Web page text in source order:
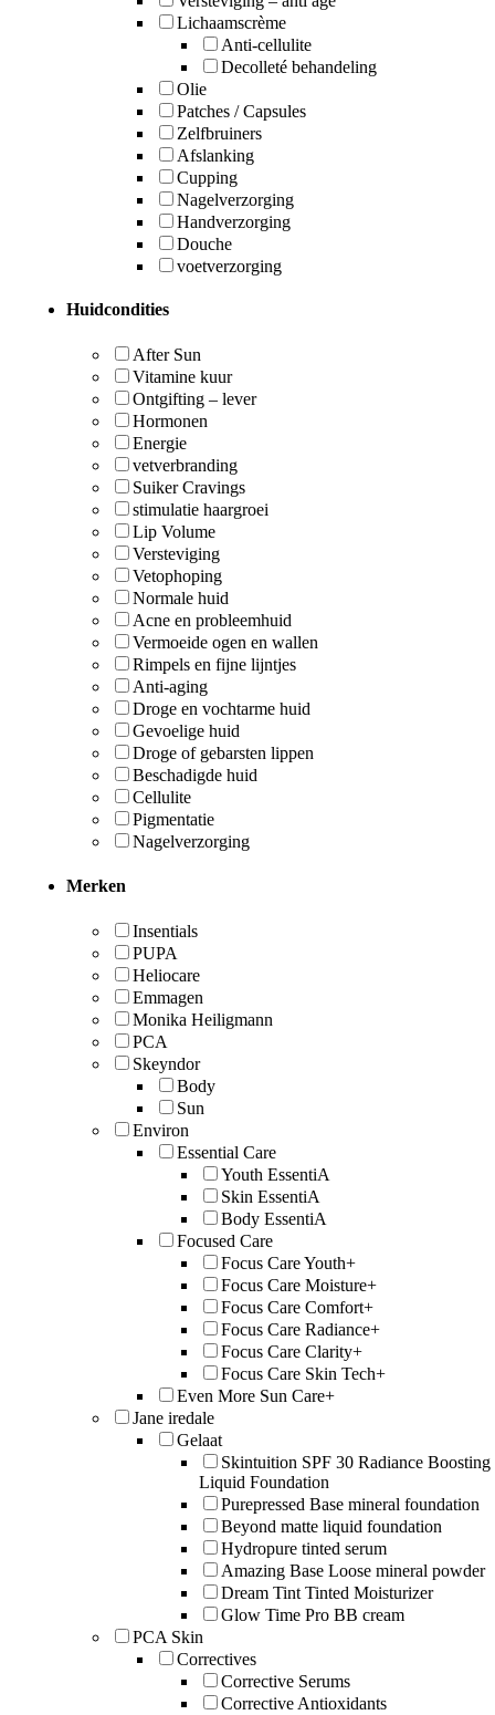
Lichaamscrème
Anti-cellulite
Decolleté behandeling
Olie
Patches / Capsules
Zelfbruiners
Afslanking
Cupping
Nagelverzorging
Handverzorging
Douche
voetverzorging
Huidcondities
After Sun
Vitamine kuur
Ontgifting – lever
Hormonen
Energie
vetverbranding
Suiker Cravings
stimulatie haargroei
Lip Volume
Versteviging
Vetophoping
Normale huid
Acne en probleemhuid
Vermoeide ogen en wallen
Rimpels en fijne lijntjes
Anti-aging
Droge en vochtarme huid
Gevoelige huid
Droge of gebarsten lippen
Beschadigde huid
Cellulite
Pigmentatie
Nagelverzorging
Merken
Insentials
PUPA
Heliocare
Emmagen
Monika Heiligmann
PCA
Skeyndor
Body
Sun
Environ
Essential Care
Youth EssentiA
Skin EssentiA
Body EssentiA
Focused Care
Focus Care Youth+
Focus Care Moisture+
Focus Care Comfort+
Focus Care Radiance+
Focus Care Clarity+
Focus Care Skin Tech+
Even More Sun Care+
Jane iredale
Gelaat
Skintuition SPF 30 Radiance Boosting
Liquid Foundation
Purepressed Base mineral foundation
Beyond matte liquid foundation
Hydropure tinted serum
Amazing Base Loose mineral powder
Dream Tint Tinted Moisturizer
Glow Time Pro BB cream
PCA Skin
Correctives
Corrective Serums
Corrective Antioxidants